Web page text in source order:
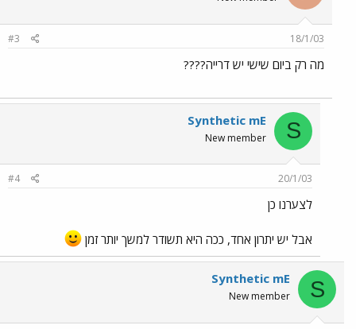
18/1/03
#3
מה רק ביום שישי יש דרייה????
S
Synthetic mE
New member
20/1/03
#4
לצערנו כן
אבל יש יתרון אחד, ככה היא תשודר למשך יותר זמן
S
Synthetic mE
New member